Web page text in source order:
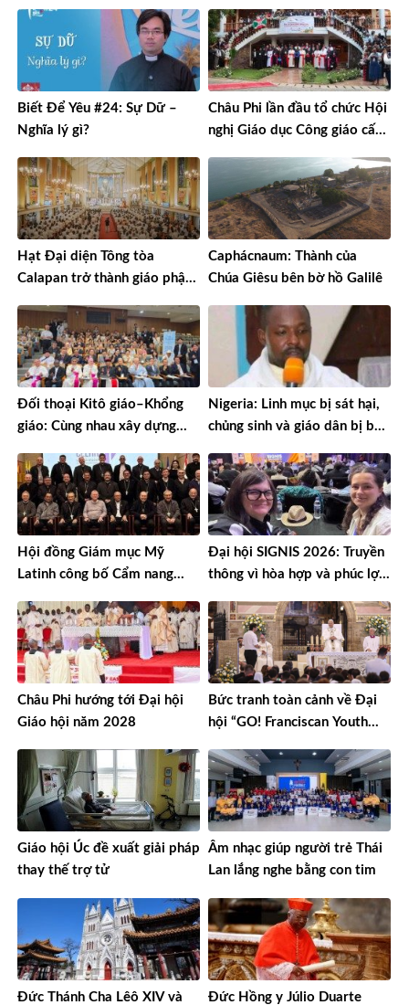
Biết Để Yêu #24: Sự Dữ –
Nghĩa lý gì?
Châu Phi lần đầu tổ chức Hội
nghị Giáo dục Công giáo cấp
Hạt Đại diện Tông tòa
Calapan trở thành giáo phận
Caphácnaum: Thành của
Chúa Giêsu bên bờ hồ Galilê
Đối thoại Kitô giáo–Khổng
giáo: Cùng nhau xây dựng
Nigeria: Linh mục bị sát hại,
chủng sinh và giáo dân bị bắt
Hội đồng Giám mục Mỹ
Latinh công bố Cẩm nang
Đại hội SIGNIS 2026: Truyền
thông vì hòa hợp và phúc lợi
Châu Phi hướng tới Đại hội
Giáo hội năm 2028
Bức tranh toàn cảnh về Đại
hội “GO! Franciscan Youth
Giáo hội Úc đề xuất giải pháp
thay thế trợ tử
Âm nhạc giúp người trẻ Thái
Lan lắng nghe bằng con tim
Đức Thánh Cha Lêô XIV và
Đức Hồng y Júlio Duarte